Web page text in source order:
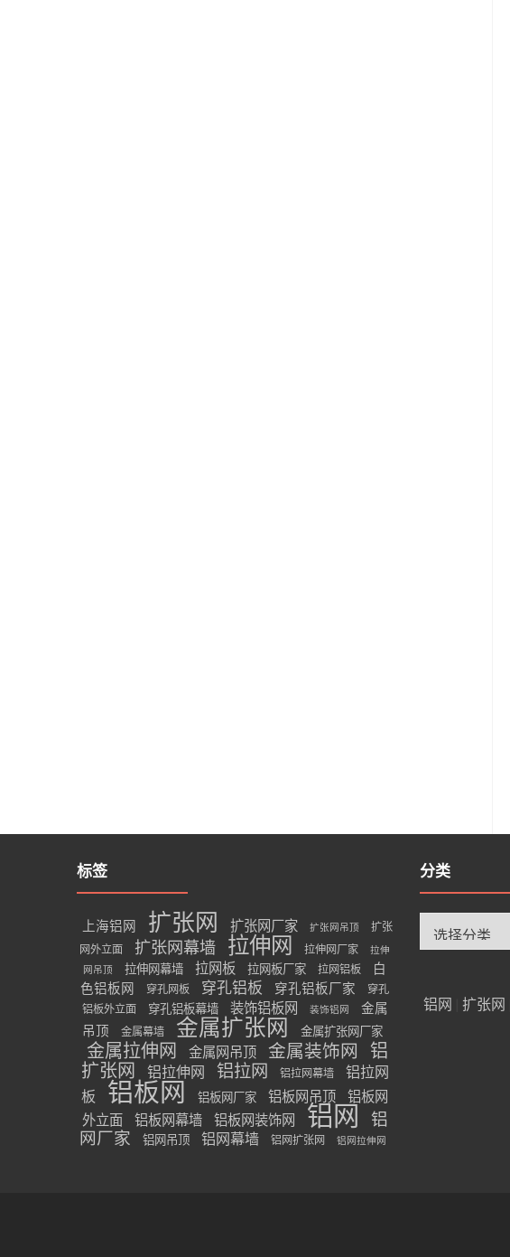
标签
上海铝网 扩张网 扩张网厂家 扩张网吊顶
扩张
网外立面
扩张网幕墙 拉伸网 拉伸网厂家
拉伸
网吊顶
拉伸网幕墙 拉网板 拉网板厂家 拉网铝板
白
色铝板网
穿孔网板 穿孔铝板 穿孔铝板厂家
穿孔
铝板外立面
穿孔铝板幕墙 装饰铝板网 装饰铝网
金属
吊顶
金属幕墙 金属扩张网 金属扩张网厂家
金属拉伸网 金属网吊顶 金属装饰网
铝
扩张网
铝拉伸网 铝拉网 铝拉网幕墙
铝拉网
板
铝板网 铝板网厂家 铝板网吊顶
铝板网
外立面
铝板网幕墙 铝板网装饰网 铝网
铝
网厂家
铝网吊顶 铝网幕墙 铝网扩张网 铝网拉伸网
分类
铝网 扩张网